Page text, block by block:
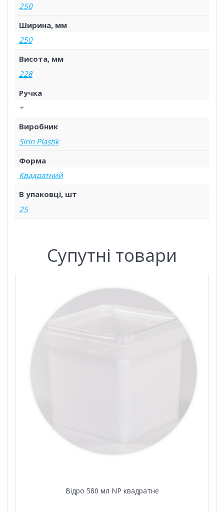
250
Ширина, мм
250
Висота, мм
228
Ручка
+
Виробник
Sirin Plastik
Форма
Квадратний
В упаковці, шт
25
Супутні товари
Відро 580 мл NР квадратне